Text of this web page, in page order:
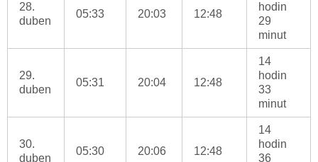
28.
duben
05:33 20:03 12:48
hodin
29
minut
29.
duben
05:31 20:04 12:48
14
hodin
33
minut
30.
duben
05:30 20:06 12:48
14
hodin
36